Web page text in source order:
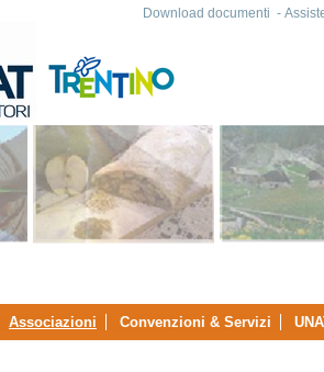
Download documenti -
Associazioni Convenzioni & Servizi